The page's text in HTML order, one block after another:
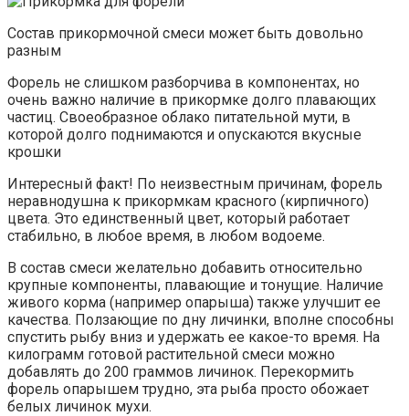
Состав прикормочной смеси может быть довольно
разным
Форель не слишком разборчива в компонентах, но
очень важно наличие в прикормке долго плавающих
частиц. Своеобразное облако питательной мути, в
которой долго поднимаются и опускаются вкусные
крошки
Интересный факт! По неизвестным причинам, форель
неравнодушна к прикормкам красного (кирпичного)
цвета. Это единственный цвет, который работает
стабильно, в любое время, в любом водоеме.
В состав смеси желательно добавить относительно
крупные компоненты, плавающие и тонущие. Наличие
живого корма (например опарыша) также улучшит ее
качества. Ползающие по дну личинки, вполне способны
спустить рыбу вниз и удержать ее какое-то время. На
килограмм готовой растительной смеси можно
добавлять до 200 граммов личинок. Перекормить
форель опарышем трудно, эта рыба просто обожает
белых личинок мухи.